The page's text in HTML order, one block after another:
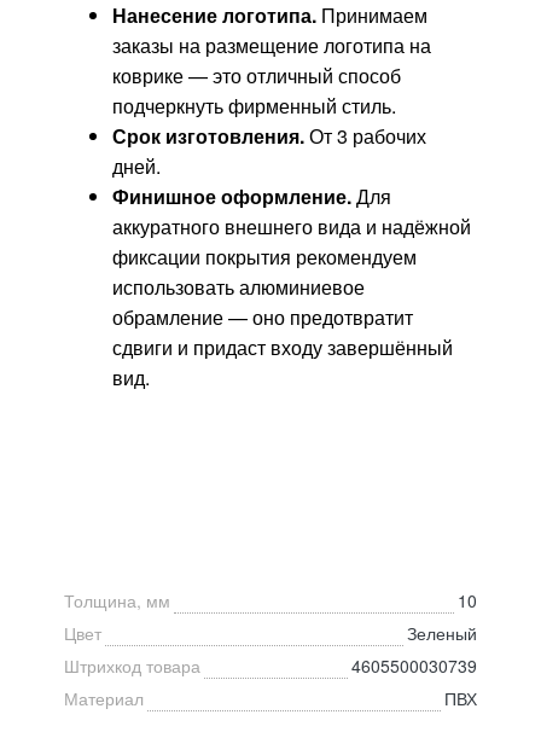
Нанесение логотипа. Принимаем
заказы на размещение логотипа на
коврике — это отличный способ
подчеркнуть фирменный стиль.
Срок изготовления.От 3 рабочих
дней.
Финишное оформление.Для
аккуратного внешнего вида и надёжной
фиксации покрытия рекомендуем
использовать алюминиевое
обрамление — оно предотвратит
сдвиги и придаст входу завершённый
вид.
Толщина, мм
10
Цвет
Зеленый
Штрихкод товара
4605500030739
Материал
ПВХ